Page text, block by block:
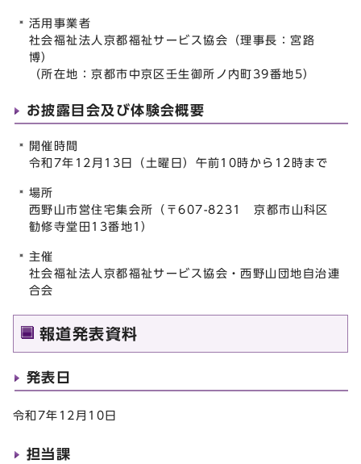
活用事業者
社会福祉法人京都福祉サービス協会（理事長：宮路
博）
（所在地：京都市中京区壬生御所ノ内町39番地5）
お披露目会及び体験会概要
開催時間
令和7年12月13日（土曜日）午前10時から12時まで
場所
西野山市営住宅集会所（〒607-8231 京都市山科区
勧修寺堂田13番地1）
主催
社会福祉法人京都福祉サービス協会・西野山団地自治連
合会
報道発表資料
発表日
令和7年12月10日
担当課